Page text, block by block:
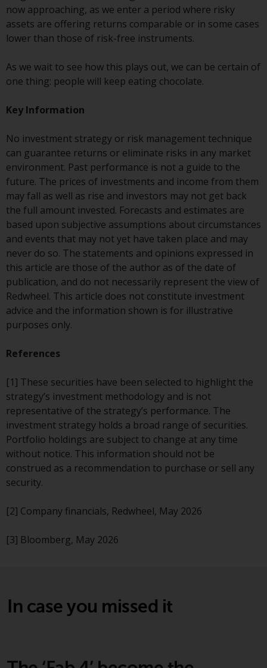
Der Vertreter der von Redwheel
verwalteten Fonds in der Schweiz
SERVICES LTD, Feldeggstrasse 12,
CH-8008 Zürich. Zahlstelle der von
der Schweiz ist die Helvetische
8008 Zürich. Der
Verkaufsprospekt oder ein
gleichwertiges Dokument der von
Redwheel verwalteten Fonds, die
Gründungsdokumente, die
Jahresberichte und, sofern von
den jeweiligen von Redwheel
verwalteten Fonds erstellt, die
Halbjahresberichte und/oder das
Basisinformationsblatt (PRIIPs
KID) sind kostenlos erhältlich vom
Vertreter in der Schweiz. In Bezug
auf die qualifizierten Anlegern in
der Schweiz angebotenen Aktien
eingetragene Sitz des Schweizer
Sitz des Schweizer Vertreters
oder am Sitz oder Wohnsitz des
Anlegers.
Bestimmte Personen haben
möglicherweise Zugang zu
Informationen über Redwheel
„Société d’Investissement à
luxemburgischem Recht
werden nur durch den aktuellen
Verkaufsprospekt angeboten. Der
über die Teilfonds, einschließlich
now approaching, as we enter a period where risky
assets are offering returns comparable or in some cases
lower than those of risk-free instruments.
As we wait to see how this plays out, we can be certain of
one thing: people will keep eating chocolate.
Key Information
No investment strategy or risk management technique
can guarantee returns or eliminate risks in any market
environment. Past performance is not a guide to the
future. The prices of investments and income from them
may fall as well as rise and investors may not get back
the full amount invested. Forecasts and estimates are
based upon subjective assumptions about circumstances
and events that may not yet have taken place and may
never do so. The statements and opinions expressed in
this article are those of the author as of the date of
publication, and do not necessarily represent the view of
Redwheel. This article does not constitute investment
advice and the information shown is for illustrative
purposes only.
References
[1] These securities have been selected to highlight the
strategy’s investment methodology and is not
representative of the strategy’s performance. The
investment strategy holds a broad range of securities.
Portfolio holdings are subject to change at any time
without notice. This information should not be
construed as a recommendation to purchase or sell any
security.
[2] Company financials, Redwheel, May 2026
[3] Bloomberg, May 2026
In case you missed it